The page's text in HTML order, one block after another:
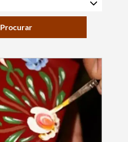
Procurar